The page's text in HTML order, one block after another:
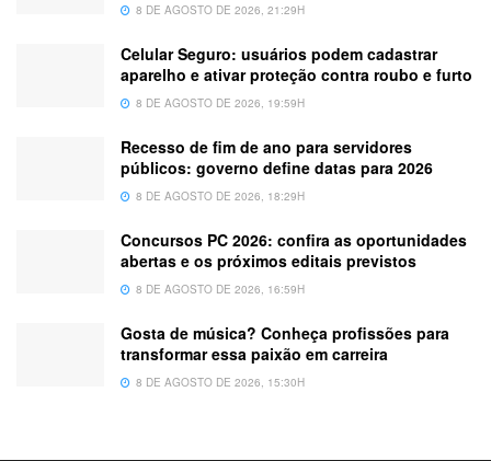
8 DE AGOSTO DE 2026, 21:29H
Celular Seguro: usuários podem cadastrar
aparelho e ativar proteção contra roubo e furto
8 DE AGOSTO DE 2026, 19:59H
Recesso de fim de ano para servidores
públicos: governo define datas para 2026
8 DE AGOSTO DE 2026, 18:29H
Concursos PC 2026: confira as oportunidades
abertas e os próximos editais previstos
8 DE AGOSTO DE 2026, 16:59H
Gosta de música? Conheça profissões para
transformar essa paixão em carreira
8 DE AGOSTO DE 2026, 15:30H